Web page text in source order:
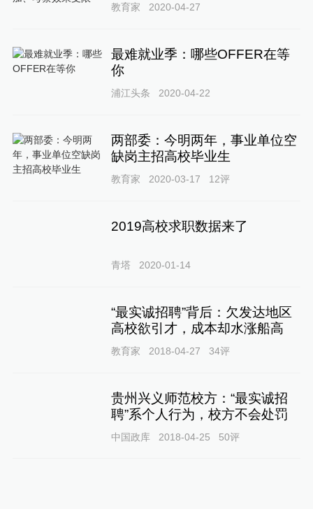
教育家 2020-04-27
最难就业季：哪些OFFER在等
你
浦江头条 2020-04-22
两部委：今明两年，事业单位空
缺岗主招高校毕业生
教育家 2020-03-17 12评
2019高校求职数据来了
青塔 2020-01-14
“最实诚招聘”背后：欠发达地区
高校欲引才，成本却水涨船高
教育家 2018-04-27 34评
贵州兴义师范校方：“最实诚招
聘”系个人行为，校方不会处罚
中国政库 2018-04-25 50评